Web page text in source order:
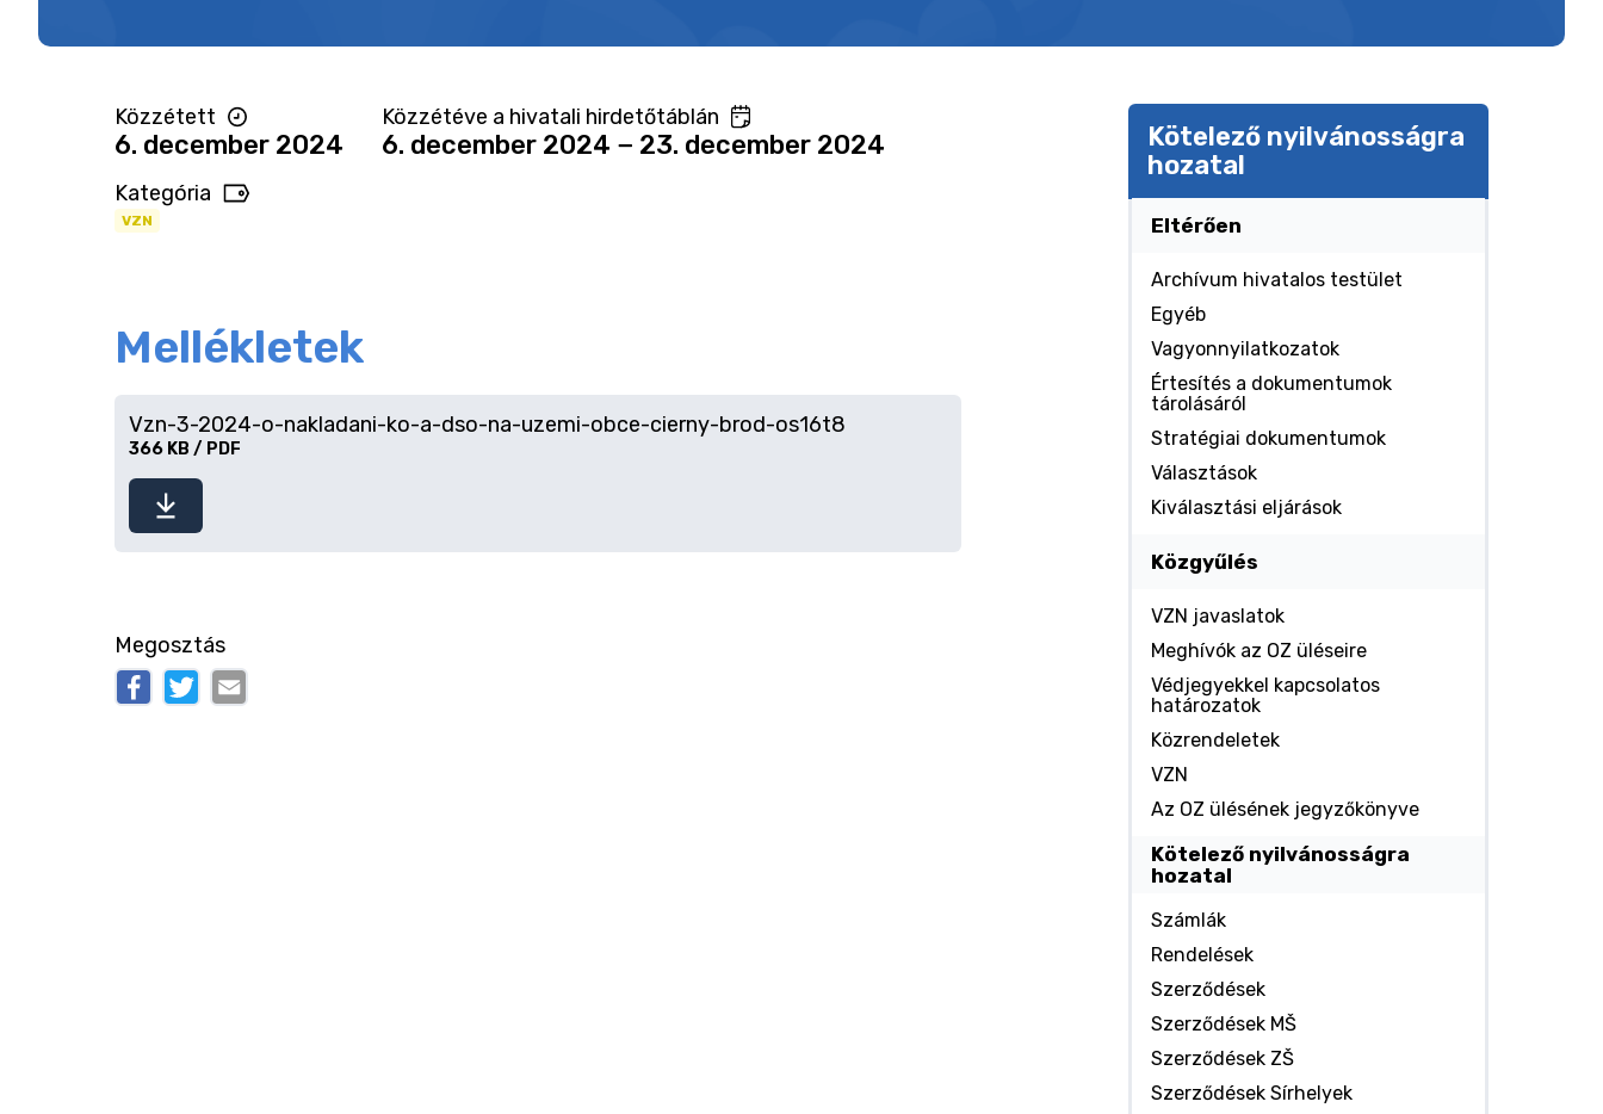
Közzétett
6. december 2024
Közzétéve a hivatali hirdetőtáblán
6. december 2024 − 23. december 2024
Kategória
VZN
Mellékletek
Fájl
letöltése
Vzn-3-2024-o-nakladani-ko-a-dso-na-uzemi-obce-cierny-brod-os16t8
366 KB / PDF
Megosztás
Kötelező nyilvánosságra
hozatal
Eltérően
Archívum hivatalos testület
Egyéb
Vagyonnyilatkozatok
Értesítés a dokumentumok
tárolásáról
Stratégiai dokumentumok
Választások
Kiválasztási eljárások
Közgyűlés
VZN javaslatok
Meghívók az OZ üléseire
Védjegyekkel kapcsolatos
határozatok
Közrendeletek
VZN
Az OZ ülésének jegyzőkönyve
Kötelező nyilvánosságra
hozatal
Számlák
Rendelések
Szerződések
Szerződések MŠ
Szerződések ZŠ
Szerződések Sírhelyek